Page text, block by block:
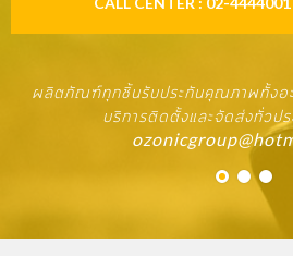
ผลิตภัณฑ์ทุกชิ้นรับประกันคุณภาพทั้งอะ
บริการติดตั้งและจัดส่งทั่วป